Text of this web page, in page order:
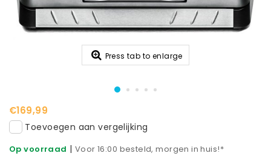
Press tab to enlarge
€169,99
Toevoegen aan vergelijking
Op voorraad | Voor 16:00 besteld, morgen in huis!*